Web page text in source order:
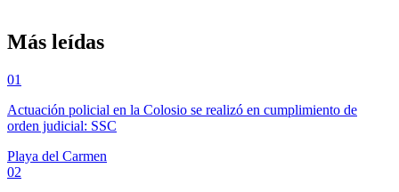
Más leídas
01
Actuación policial en la Colosio se realizó en cumplimiento de
orden judicial: SSC
Playa del Carmen
02